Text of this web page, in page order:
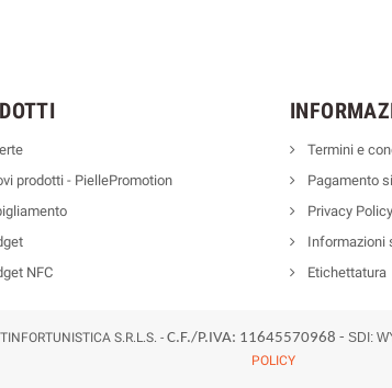
prodotti - PiellePromotion
NFC
Termini e
Pagamento
Privacy Policy
Informazioni
Etichettatura
S.R.L.S. - C.F./P.IVA: 11645570968 - SDI:
POLICY